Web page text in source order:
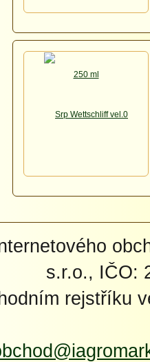
s.r.o., IČO:
rejstříku